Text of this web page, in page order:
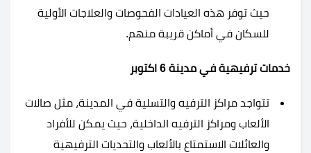
حيث توفر هذه العيادات الفحوصات والعلاجات الأولية
للسكان في أماكن قريبة منهم.
خدمات ترفيهية في مدينة 6 اكتوبر
تتواجد مراكز الترفيه والتسلية في المدينة، مثل صالات
الألعاب ومراكز الترفيه الداخلية، حيث يمكن للأفراد
والعائلات الاستمتاع بالألعاب والتحديات الترفيهية